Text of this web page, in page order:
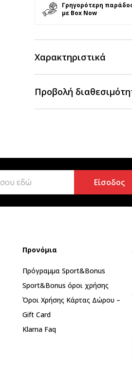
Γρηγορότερη
με Box Now
Χαρακτηριστικά
Προβολή
Είσοδος
Προνόμια
Πρόγραμμα Sport&Bonus
Sport&Bonus όροι χρήσης
Όροι Χρήσης Κάρτας Δώρου –
Gift Card
Klarna Faq